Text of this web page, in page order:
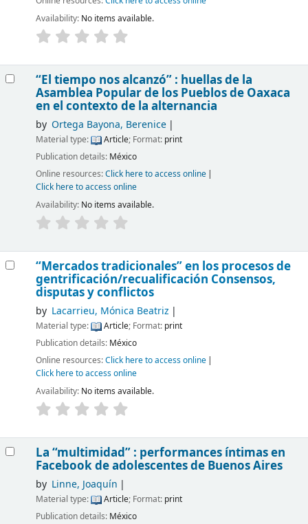
Availability: No items available.
“El tiempo nos alcanzó” : huellas de la
Asamblea Popular de los Pueblos de Oaxaca
en el contexto de la alternancia
by Ortega Bayona, Berenice
Material type: Article; Format: print
Publication details: México
Online resources:Click here to access online
Click here to access online
Availability: No items available.
“Mercados tradicionales” en los procesos de
gentrificación/recualificación Consensos,
disputas y conflictos
by Lacarrieu, Mónica Beatriz
Material type: Article; Format: print
Publication details: México
Online resources:Click here to access online
Click here to access online
Availability: No items available.
La “multimidad” : performances íntimas en
Facebook de adolescentes de Buenos Aires
by Linne, Joaquín
Material type: Article; Format: print
Publication details: México